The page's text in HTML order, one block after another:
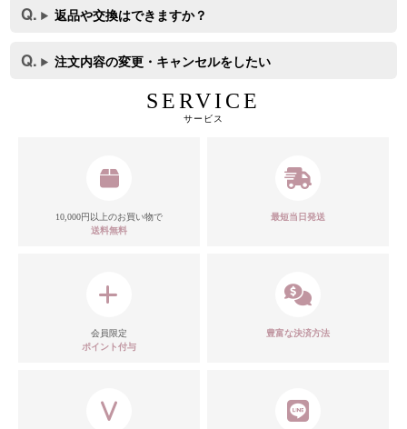
返品や交換はできますか？
注文内容の変更・キャンセルをしたい
SERVICE
サービス
10,000円以上のお買い物で
送料無料
最短当日発送
会員限定
ポイント付与
豊富な決済方法